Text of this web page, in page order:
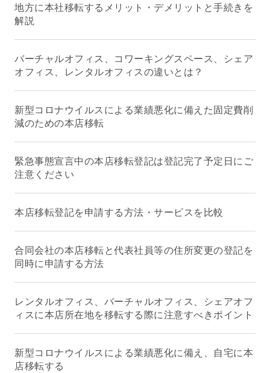
地方に本社移転するメリット・デメリットと手続きを
解説
バーチャルオフィス、コワーキングスペース、シェア
オフィス、レンタルオフィスの違いとは？
新型コロナウイルスによる業績悪化に備えた固定費削
減のための本店移転
緊急事態宣言中の本店移転登記は登記完了予定日にご
注意ください
本店移転登記を申請する方法・サービスを比較
合同会社の本店移転と代表社員等の住所変更の登記を
同時に申請する方法
レンタルオフィス、バーチャルオフィス、シェアオフ
ィスに本店所在地を移転する際に注意すべきポイント
新型コロナウイルスによる業績悪化に備え、自宅に本
店移転する